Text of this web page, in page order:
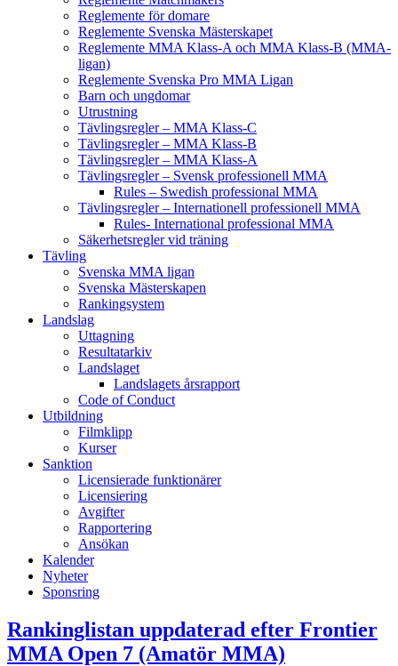
Reglemente för domare
Reglemente Svenska Mästerskapet
Reglemente MMA Klass-A och MMA Klass-B (MMA-
ligan)
Reglemente Svenska Pro MMA Ligan
Barn och ungdomar
Utrustning
Tävlingsregler – MMA Klass-C
Tävlingsregler – MMA Klass-B
Tävlingsregler – MMA Klass-A
Tävlingsregler – Svensk professionell MMA
Rules – Swedish professional MMA
Tävlingsregler – Internationell professionell MMA
Rules- International professional MMA
Säkerhetsregler vid träning
Tävling
Svenska MMA ligan
Svenska Mästerskapen
Rankingsystem
Landslag
Uttagning
Resultatarkiv
Landslaget
Landslagets årsrapport
Code of Conduct
Utbildning
Filmklipp
Kurser
Sanktion
Licensierade funktionärer
Licensiering
Avgifter
Rapportering
Ansökan
Kalender
Nyheter
Sponsring
Rankinglistan uppdaterad efter Frontier
MMA Open 7 (Amatör MMA)